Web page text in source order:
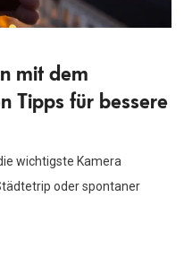
mit dem
Tipps für bessere
wichtigste Kamera
oder spontaner